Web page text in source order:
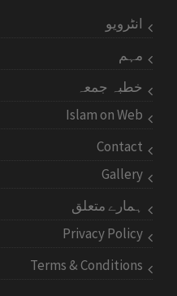
انٹرویو
مہم
خطبہ جمعہ
Islam on Web
Contact
Gallery
ہمارے متعلق
Privacy Policy
Terms & Conditions